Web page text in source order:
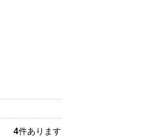
4件あります